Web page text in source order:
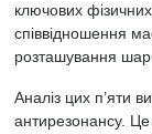
ключових
співвідношення
розташування
Аналіз цих п’яти
антирезонансу. Це